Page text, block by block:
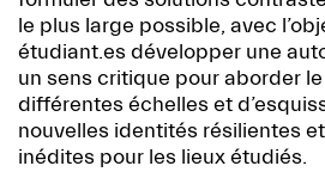
le plus large possible, avec
étudiant.es développer une
un sens critique pour aborder
différentes échelles et
nouvelles identités résilientes
inédites pour les lieux étudiés.